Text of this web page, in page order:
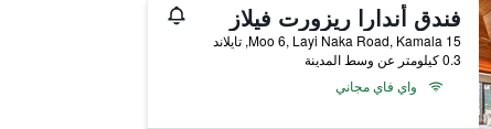
فندق أندارا ريزورت فيلاز
15 Moo 6, Layi Naka Road, Kamala, تايلاند
0.3 كيلومتر عن وسط المدينة
واي فاي مجاني